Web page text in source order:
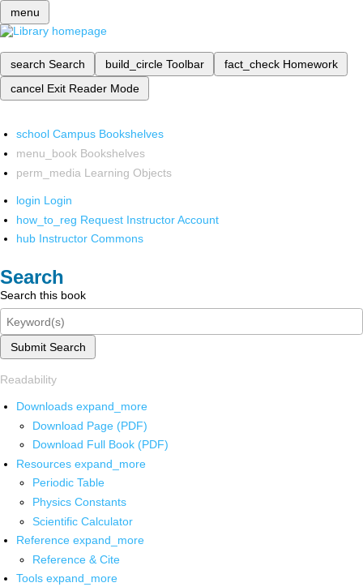
menu
search Search build_circle Toolbar fact_check Homework
cancel Exit Reader Mode
school Campus Bookshelves
menu_book Bookshelves
perm_media Learning Objects
login Login
how_to_reg Request Instructor Account
hub Instructor Commons
Search
Search this book
Submit Search
Readability
Downloads expand_more
Download Page (PDF)
Download Full Book (PDF)
Resources expand_more
Periodic Table
Physics Constants
Scientific Calculator
Reference expand_more
Reference & Cite
Tools expand_more